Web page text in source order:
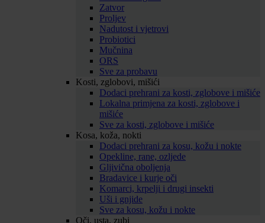
Zatvor
Proljev
Nadutost i vjetrovi
Probiotici
Mučnina
ORS
Sve za probavu
Kosti, zglobovi, mišići
Dodaci prehrani za kosti, zglobove i mišiće
Lokalna primjena za kosti, zglobove i
mišiće
Sve za kosti, zglobove i mišiće
Kosa, koža, nokti
Dodaci prehrani za kosu, kožu i nokte
Opekline, rane, ozljede
Gljivična oboljenja
Bradavice i kurje oči
Komarci, krpelji i drugi insekti
Uši i gnjide
Sve za kosu, kožu i nokte
Oči, usta, zubi